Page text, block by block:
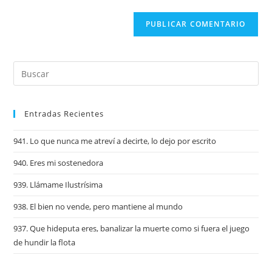
Entradas Recientes
941. Lo que nunca me atreví a decirte, lo dejo por escrito
940. Eres mi sostenedora
939. Llámame Ilustrísima
938. El bien no vende, pero mantiene al mundo
937. Que hideputa eres, banalizar la muerte como si fuera el juego
de hundir la flota